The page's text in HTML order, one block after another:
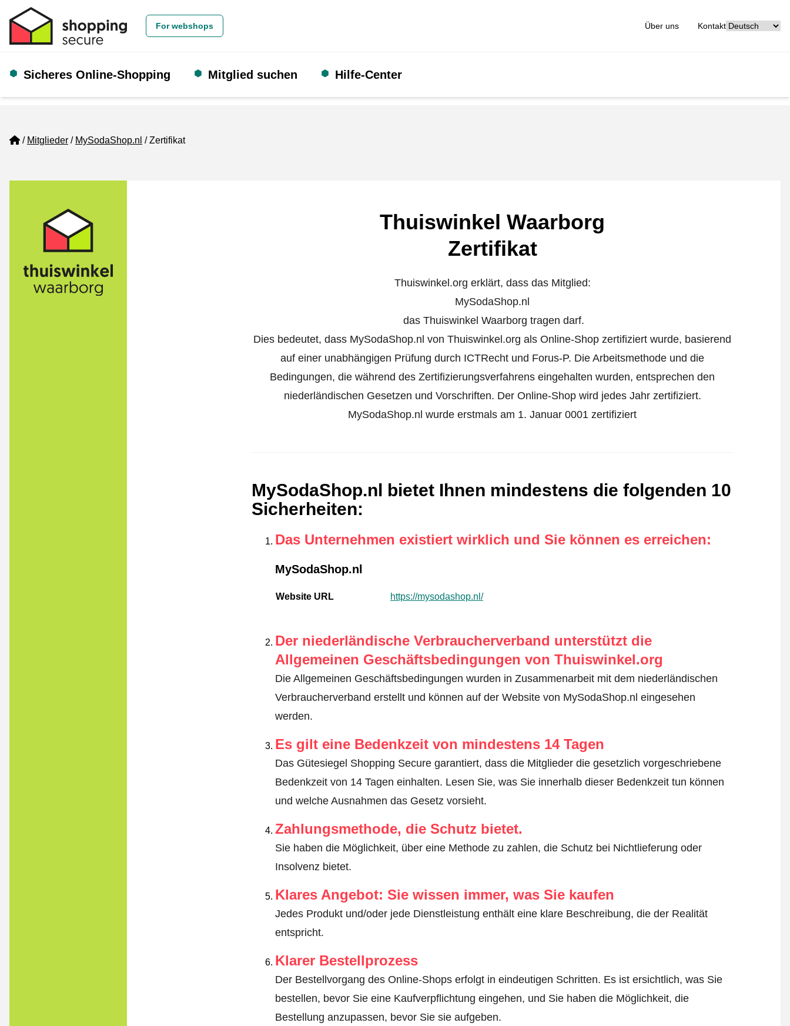
For webshops Über uns Kontakt
Sicheres Online-Shopping Mitglied suchen Hilfe-Center
Home
Mitglieder MySodaShop.nl Zertifikat
Thuiswinkel Waarborg
Zertifikat
Thuiswinkel.org erklärt, dass das Mitglied:
MySodaShop.nl
das Thuiswinkel Waarborg tragen darf.
Dies bedeutet, dass MySodaShop.nl von Thuiswinkel.org als Online-Shop zertifiziert wurde, basierend
auf einer unabhängigen Prüfung durch ICTRecht und Forus-P. Die Arbeitsmethode und die
Bedingungen, die während des Zertifizierungsverfahrens eingehalten wurden, entsprechen den
niederländischen Gesetzen und Vorschriften. Der Online-Shop wird jedes Jahr zertifiziert.
MySodaShop.nl wurde erstmals am 1. Januar 0001 zertifiziert
MySodaShop.nl bietet Ihnen mindestens die folgenden 10
Sicherheiten:
Das Unternehmen existiert wirklich und Sie können es erreichen:
MySodaShop.nl
Website URL https://mysodashop.nl/
Der niederländische Verbraucherverband unterstützt die
Allgemeinen Geschäftsbedingungen von Thuiswinkel.org
Die Allgemeinen Geschäftsbedingungen wurden in Zusammenarbeit mit dem niederländischen
Verbraucherverband erstellt und können auf der Website von MySodaShop.nl eingesehen
werden.
Es gilt eine Bedenkzeit von mindestens 14 Tagen
Das Gütesiegel Shopping Secure garantiert, dass die Mitglieder die gesetzlich vorgeschriebene
Bedenkzeit von 14 Tagen einhalten. Lesen Sie, was Sie innerhalb dieser Bedenkzeit tun können
und welche Ausnahmen das Gesetz vorsieht.
Zahlungsmethode, die Schutz bietet.
Sie haben die Möglichkeit, über eine Methode zu zahlen, die Schutz bei Nichtlieferung oder
Insolvenz bietet.
Klares Angebot: Sie wissen immer, was Sie kaufen
Jedes Produkt und/oder jede Dienstleistung enthält eine klare Beschreibung, die der Realität
entspricht.
Klarer Bestellprozess
Der Bestellvorgang des Online-Shops erfolgt in eindeutigen Schritten. Es ist ersichtlich, was Sie
bestellen, bevor Sie eine Kaufverpflichtung eingehen, und Sie haben die Möglichkeit, die
Bestellung anzupassen, bevor Sie sie aufgeben.